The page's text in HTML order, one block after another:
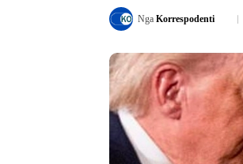
Nga Korrespodenti